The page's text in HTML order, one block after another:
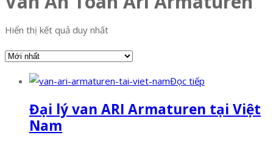
Hiển thị kết quả duy nhất
Đọc tiếp
Đại lý van ARI Armaturen tại Việt
Nam